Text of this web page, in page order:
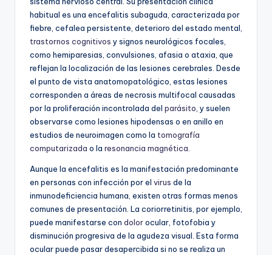
habitual es una encefalitis subaguda, caracterizada por
fiebre, cefalea persistente, deterioro del estado mental,
trastornos cognitivos y signos neurológicos focales,
como hemiparesias, convulsiones, afasia o ataxia, que
reflejan la localización de las lesiones cerebrales. Desde
el punto de vista anatomopatológico, estas lesiones
corresponden a áreas de necrosis multifocal causadas
por la proliferación incontrolada del parásito, y suelen
observarse como lesiones hipodensas o en anillo en
estudios de neuroimagen como la tomografía
computarizada o la resonancia magnética.
Aunque la encefalitis es la manifestación predominante
en personas con infección por el virus de la
inmunodeficiencia humana, existen otras formas menos
comunes de presentación. La coriorretinitis, por ejemplo,
puede manifestarse con dolorocular, fotofobia y
disminución progresiva de la agudeza visual. Esta forma
ocular puede pasar desapercibida si no se realiza un